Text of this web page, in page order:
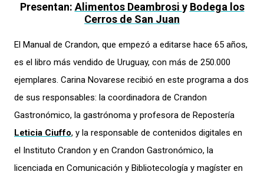
Presentan: Alimentos Deambrosi y Bodega los
Cerros de San Juan
El Manual de Crandon, que empezó a editarse hace 65 años,
es el libro más vendido de Uruguay, con más de 250.000
ejemplares. Carina Novarese recibió en este programa a dos
de sus responsables: la coordinadora de Crandon
Gastronómico, la gastrónoma y profesora de Repostería
Leticia Ciuffo, y la responsable de contenidos digitales en
el Instituto Crandon y en Crandon Gastronómico, la
licenciada en Comunicación y Bibliotecología y magíster en